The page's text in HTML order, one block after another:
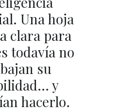
Una hoja
clara para
todavía no
su
y
hacerlo.